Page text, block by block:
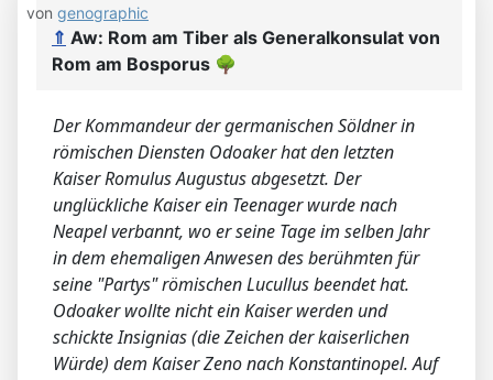
von genographic
⇑ Aw: Rom am Tiber als Generalkonsulat von
Rom am Bosporus 🌳
Der Kommandeur der germanischen Söldner in
römischen Diensten Odoaker hat den letzten
Kaiser Romulus Augustus abgesetzt. Der
unglückliche Kaiser ein Teenager wurde nach
Neapel verbannt, wo er seine Tage im selben Jahr
in dem ehemaligen Anwesen des berühmten für
seine "Partys" römischen Lucullus beendet hat.
Odoaker wollte nicht ein Kaiser werden und
schickte Insignias (die Zeichen der kaiserlichen
Würde) dem Kaiser Zeno nach Konstantinopel. Auf